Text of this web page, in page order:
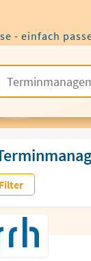
- einfach
Filter